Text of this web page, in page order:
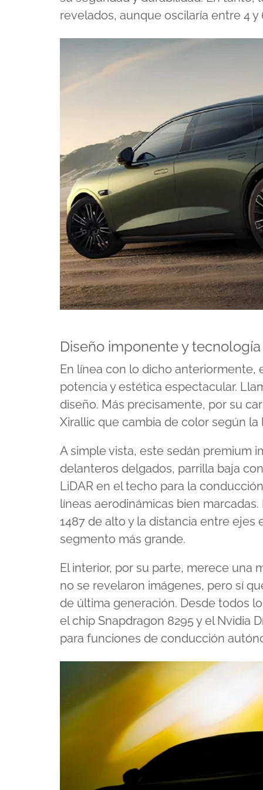
revelados, aunque oscilaría entre 4
Diseño imponente y
En línea con lo dicho anteriormente,
potencia y estética espectacular.
diseño. Más precisamente, por su
Xirallic que cambia de color según
A simple vista, este sedán premium
delanteros delgados, parrilla baja
LiDAR en el techo para la
líneas aerodinámicas bien
1487 de alto y la distancia entre
segmento más grande.
El interior, por su parte, merece una
no se revelaron imágenes, pero sí
de última generación. Desde todos
el chip Snapdragon 8295 y el Nvidia
para funciones de conducción